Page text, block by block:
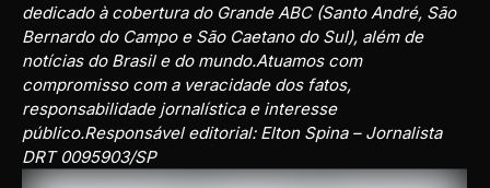
dedicado à cobertura do Grande ABC (Santo André, São
Bernardo do Campo e São Caetano do Sul), além de
notícias do Brasil e do mundo.Atuamos com
compromisso com a veracidade dos fatos,
responsabilidade jornalística e interesse
público.Responsável editorial: Elton Spina – Jornalista
DRT 0095903/SP